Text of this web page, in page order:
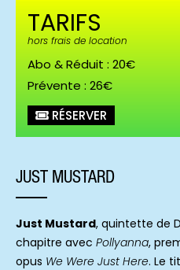
TARIFS
hors frais de location
Abo & Réduit : 20€
Prévente : 26€
RÉSERVER
JUST MUSTARD
Just Mustard, quintette de
chapitre avec Pollyanna,
opus We Were Just Here. Le